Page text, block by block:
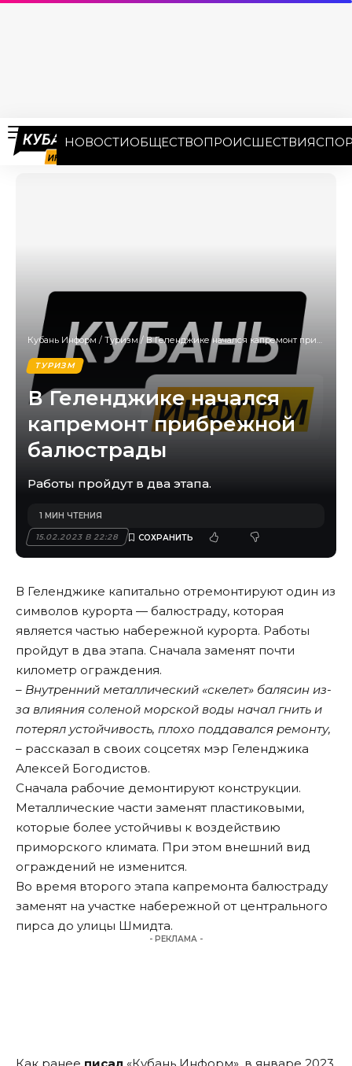
НОВОСТИОБЩЕСТВОПРОИСШЕСТВИЯ
Кубань Информ / Туризм/ В Геленджике начался капремонт прибрежной балюстрады
ТУРИЗМ
В Геленджике начался
капремонт прибрежной
балюстрады
Работы пройдут в два этапа.
15.02.2023 В 22:28
1 МИН ЧТЕНИЯ
В Геленджике капитально отремонтируют один из
символов курорта — балюстраду, которая
является частью набережной курорта. Работы
пройдут в два этапа. Сначала заменят почти
километр ограждения.
– Внутренний металлический «скелет» балясин из-
за влияния соленой морской воды начал гнить и
потерял устойчивость, плохо поддавался ремонту,
– рассказал в своих соцсетях мэр Геленджика
Алексей Богодистов.
Сначала рабочие демонтируют конструкции.
Металлические части заменят пластиковыми,
которые более устойчивы к воздействию
приморского климата. При этом внешний вид
ограждений не изменится.
Во время второго этапа капремонта балюстраду
заменят на участке набережной от центрального
пирса до улицы Шмидта.
- РЕКЛАМА -